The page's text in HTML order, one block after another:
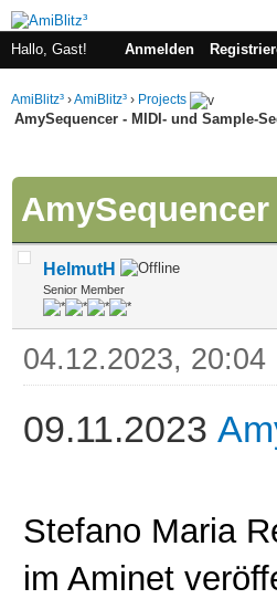
Hallo, Gast! Anmelden
AmiBlitz³ ›AmiBlitz³ › Projects
AmySequencer - MIDI- und Sample-
HelmutH
Senior Member
04.12.2023, 20:04
09.11.2023
Stefano Maria
im Aminet